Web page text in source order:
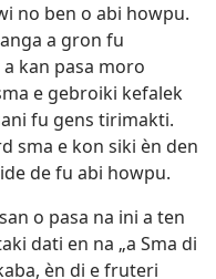
no ben o abi howpu.
a gron fu
kan pasa moro
e gebroiki kefalek
fu gens tirimakti.
sma e kon siki èn den
de fu abi howpu.
o pasa na ini a ten
dati en na „a Sma di
èn di e fruteri